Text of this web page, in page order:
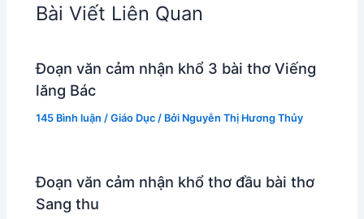
Bài Viết Liên Quan
Đoạn văn cảm nhận khổ 3 bài thơ Viếng
lăng Bác
145 Bình luận /Giáo Dục / Bởi Nguyễn Thị Hương Thủy
Đoạn văn cảm nhận khổ thơ đầu bài thơ
Sang thu